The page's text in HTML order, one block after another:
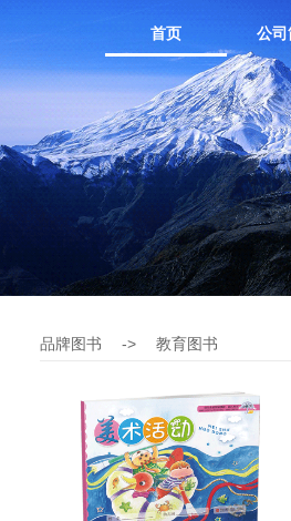
首页 公司
品牌图书 -> 教育图书